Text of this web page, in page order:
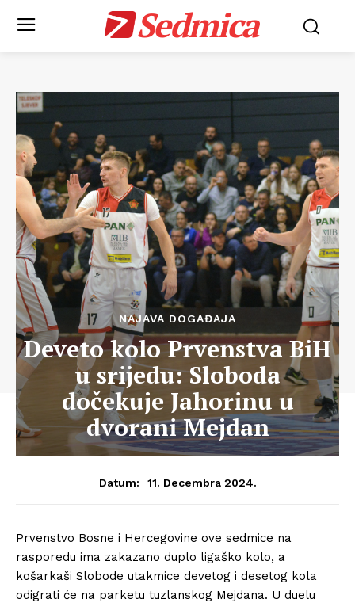
Sedmica
NAJAVA DOGAĐAJA
Deveto kolo Prvenstva BiH
u srijedu: Sloboda
dočekuje Jahorinu u
dvorani Mejdan
Datum: 11. Decembra 2024.
Prvenstvo Bosne i Hercegovine ove sedmice na
rasporedu ima zakazano duplo ligaško kolo, a
košarkaši Slobode utakmice devetog i desetog kola
odigrati će na parketu tuzlanskog Mejdana. U duelu